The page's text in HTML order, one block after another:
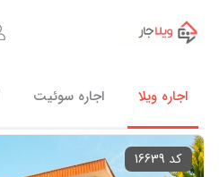
اجاره ویلا اجاره سوئیت
کد 16639